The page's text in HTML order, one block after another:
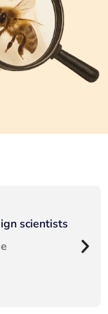
scientists